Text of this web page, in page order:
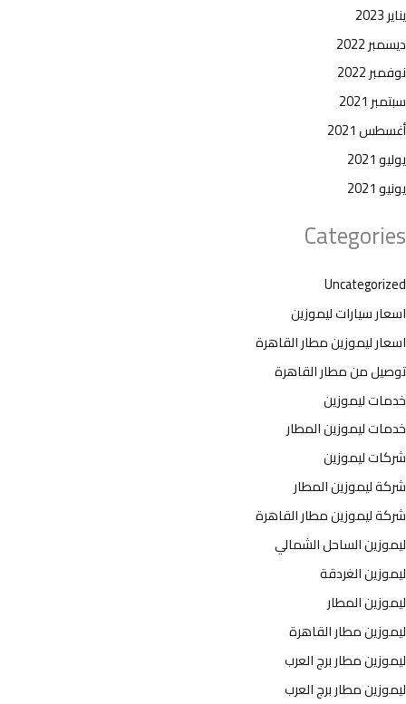
يناير 2023
ديسمبر 2022
نوفمبر 2022
سبتمبر 2021
أغسطس 2021
يوليو 2021
يونيو 2021
Categories
Uncategorized
اسعار سيارات ليموزين
اسعار ليموزين مطار القاهرة
توصيل من مطار القاهرة
خدمات ليموزين
خدمات ليموزين المطار
شركات ليموزين
شركة ليموزين المطار
شركة ليموزين مطار القاهرة
ليموزين الساحل الشمالي
ليموزين الغردقة
ليموزين المطار
ليموزين مطار القاهرة
ليموزين مطار برج العرب
ليموزين مطار برج العرب